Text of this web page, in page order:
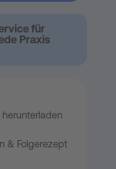
für
Praxis
& Folgerezept